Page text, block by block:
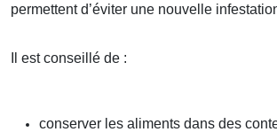
permettent d’éviter une nouvelle
Il est conseillé de :
conserver les aliments dans des